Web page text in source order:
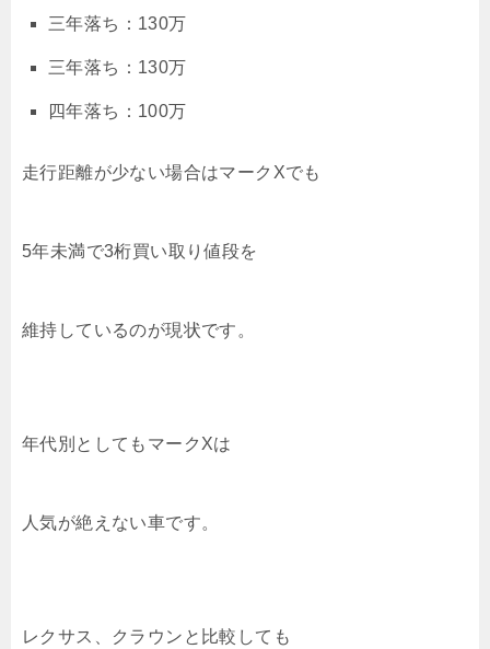
三年落ち：130万
三年落ち：130万
四年落ち：100万
走行距離が少ない場合はマークXでも
5年未満で3桁買い取り値段を
維持しているのが現状です。
年代別としてもマークXは
人気が絶えない車です。
レクサス、クラウンと比較しても